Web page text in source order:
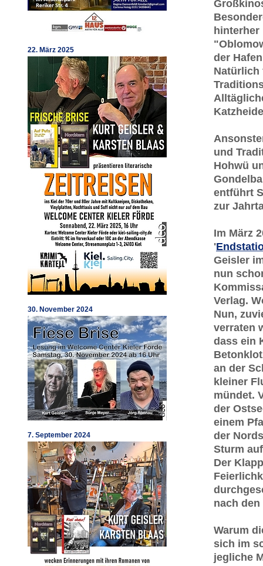
22. März 2025
30. November 2024
7. September 2024
der
Natürlich
und
Hohwü
entführt
zur
Im März
'
Geisler
nun
Verlag.
Nun,
verraten
dass ein
an der
kleiner
mündet.
der
einem
der
Sturm
Der
nach
Warum
sich im
jegliche